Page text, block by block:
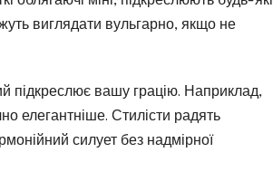
виглядати вульгарно, якщо не
підкреслює вашу грацію. Наприклад,
елегантніше. Стилісти радять
силует без надмірної